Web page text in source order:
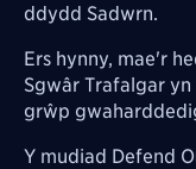
ddydd Sadwrn.
Ers hynny, mae'r
Sgwâr Trafalgar
grŵp
Y mudiad Defend